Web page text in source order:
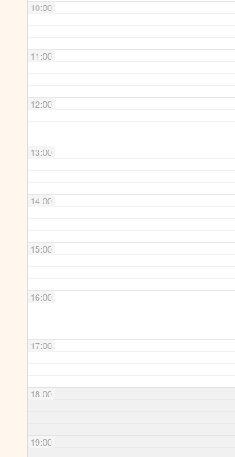
10:00
11:00
12:00
13:00
14:00
15:00
16:00
17:00
18:00
19:00